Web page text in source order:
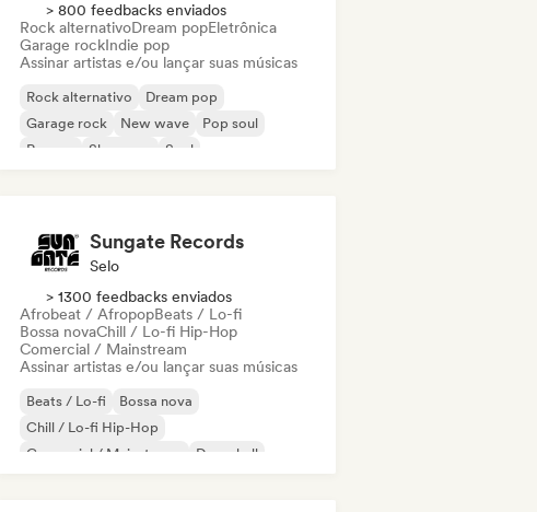
> 800 feedbacks enviados
Rock alternativoDream popEletrônica
Garage rockIndie pop
Assinar artistas e/ou lançar suas músicas
Rock alternativo
Dream pop
Garage rock
New wave
Pop soul
Reggae
Shoegaze Soul
Sungate Records
Selo
> 1300 feedbacks enviados
Afrobeat / AfropopBeats / Lo-fi
Bossa novaChill / Lo-fi Hip-Hop
Comercial / Mainstream
Assinar artistas e/ou lançar suas músicas
Beats / Lo-fi
Bossa nova
Chill / Lo-fi Hip-Hop
Comercial / Mainstream
Dancehall